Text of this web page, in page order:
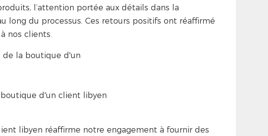
l’attention portée aux détails dans la
du processus. Ces retours positifs ont réaffirmé
nos clients.
libyen réaffirme notre engagement à fournir des